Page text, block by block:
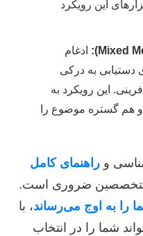
این رویکرد
ادغام
دستیابی به درکی
این رویکرد به
هم گستره موضوع را
و راهنمای کامل
ضروری است.
را به اوج می‌رساند، با
شما را در انتخاب